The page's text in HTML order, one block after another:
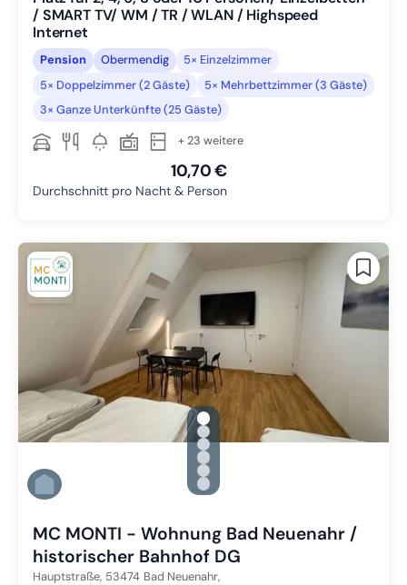
/ SMART TV/ WM / TR / WLAN / Highspeed
Internet
Pension Obermendig
5× Einzelzimmer
5× Doppelzimmer (2 Gäste)
5× Mehrbettzimmer (3 Gäste)
3× Ganze Unterkünfte (25 Gäste)
+ 23 weitere
10,70 €
Durchschnitt pro Nacht & Person
gallery.slide_selector
Zu Slide 1 wechseln
Zu Slide 2 wechseln
Zu Slide 3 wechseln
Zu Slide 4 wechseln
Zu Slide 5 wechseln
Zu Slide 6 wechseln
MC MONTI - Wohnung Bad Neuenahr /
historischer Bahnhof DG
Hauptstraße, 53474 Bad Neuenahr,